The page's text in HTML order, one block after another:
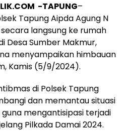
-TAPUNG–
Tapung Aipda Agung N
langsung ke rumah
Desa Sumber Makmur,
menyampaikan himbauan
Kamis (5/9/2024).
di Polsek Tapung
dan memantau situasi
mengantisipasi terjadi
Pilkada Damai 2024.